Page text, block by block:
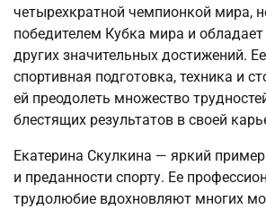
четырехкратной чемпионкой мира,
победителем Кубка мира и
других значительных достижений.
спортивная подготовка, техника и
ей преодолеть множество
блестящих результатов в своей
Екатерина Скулкина — яркий пример
и преданности спорту. Ее
трудолюбие вдохновляют многих